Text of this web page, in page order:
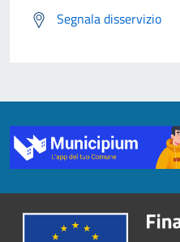
Segnala disservizio